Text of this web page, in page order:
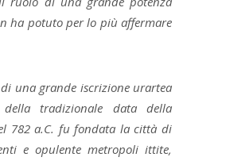
ha potuto per lo più affermare
una grande iscrizione urartea
tradizionale data della
782 a.C. fu fondata la città di
e opulente metropoli ittite,